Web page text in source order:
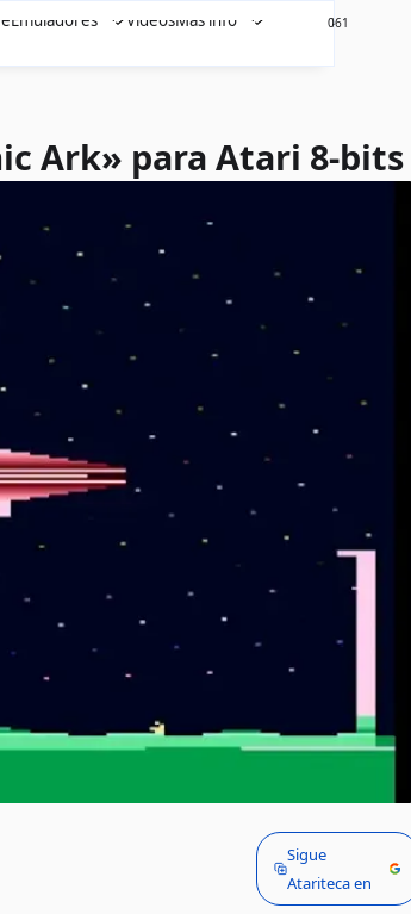
Emuladores VideosMás info 461
0
Ark» para Atari 8-bits
Sigue
Atariteca en